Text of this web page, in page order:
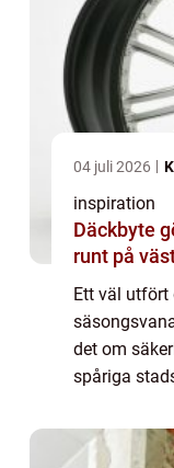
04 juli 2026
inspiration
Däckbyte göteborg
runt på
Ett väl utfört
det om
spåriga
korrekt
minskar